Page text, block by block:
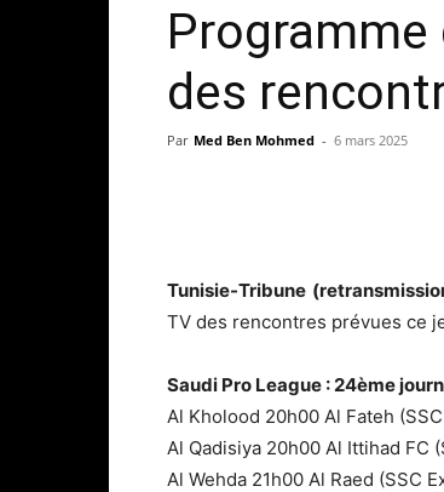
des
Par Med Ben Mohmed - 6 mars 2025
Tunisie-Tribune
TV des rencontres prévues ce
Saudi Pro League : 24ème
Al Kholood 20h00 Al Fateh
Al Qadisiya 20h00 Al Ittihad FC
Al Wehda 21h00 Al Raed (SSC